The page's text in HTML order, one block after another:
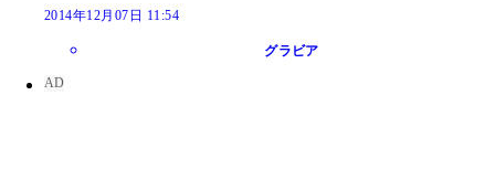
2014年12月07日 11:54
グラビア